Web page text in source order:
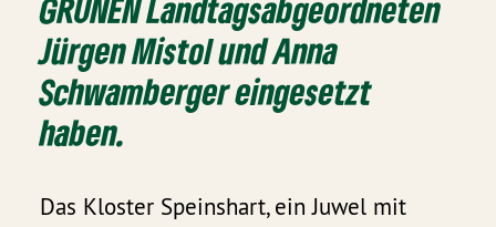
GRÜNEN Landtagsabgeordneten
Jürgen Mistol und Anna
Schwamberger eingesetzt
haben.
Das Kloster Speinshart, ein Juwel mit